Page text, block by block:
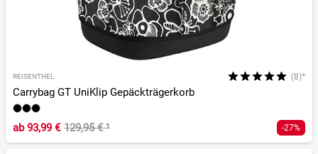
REISENTHEL (8)*
Carrybag GT UniKlip Gepäckträgerkorb
ab93,99 € 129,95 €¹ -27%